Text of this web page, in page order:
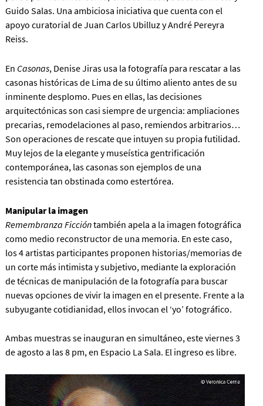
Guido Salas. Una ambiciosa iniciativa que cuenta con el
apoyo curatorial de Juan Carlos Ubilluz y André Pereyra
Reiss.
En Casonas, Denise Jiras usa la fotografía para rescatar a las
casonas históricas de Lima de su último aliento antes de su
inminente desplomo. Pues en ellas, las decisiones
arquitectónicas son casi siempre de urgencia: ampliaciones
precarias, remodelaciones al paso, remiendos arbitrarios…
Son operaciones de rescate que intuyen su propia futilidad.
Muy lejos de la elegante y museística gentrificación
contemporánea, las casonas son ejemplos de una
resistencia tan obstinada como estertórea.
Manipular la imagen
Remembranza Ficcióntambién apela a la imagen fotográfica
como medio reconstructor de una memoria. En este caso,
los 4 artistas participantes proponen historias/memorias de
un corte más intimista y subjetivo, mediante la exploración
de técnicas de manipulación de la fotografía para buscar
nuevas opciones de vivir la imagen en el presente. Frente a la
subyugante cotidianidad, ellos invocan el ‘yo’ fotográfico.
Ambas muestras se inauguran en simultáneo, este viernes 3
de agosto a las 8 pm, en Espacio La Sala. El ingreso es libre.